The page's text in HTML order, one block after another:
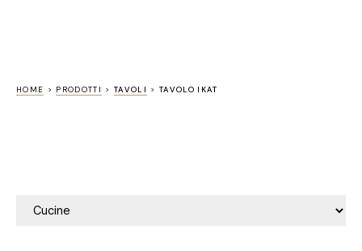
HOME > PRODOTTI >TAVOLI >TAVOLO IKAT